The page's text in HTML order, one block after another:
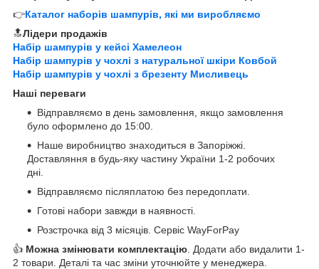
👉Каталог наборів шампурів, які ми виробляємо
🔝Лідери продажів
Набір шампурів у кейсі Хамелеон
Набір шампурів у чохлі з натуральної шкіри Ковбой
Набір шампурів у чохлі з брезенту Мисливець
Наші переваги
Відправляємо в день замовлення, якщо замовлення
було оформлено до 15:00.
Наше виробництво знаходиться в Запоріжжі.
Доставляння в будь-яку частину України 1-2 робочих
дні.
Відправляємо післяплатою без передоплати.
Готові набори завжди в наявності.
Розстрочка від 3 місяців. Сервіс WayForPay
👍 Можна змінювати комплектацію . Додати або видалити 1-
2 товари. Деталі та час зміни уточнюйте у менеджера.